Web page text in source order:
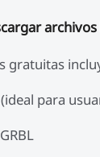
gratuitas
para